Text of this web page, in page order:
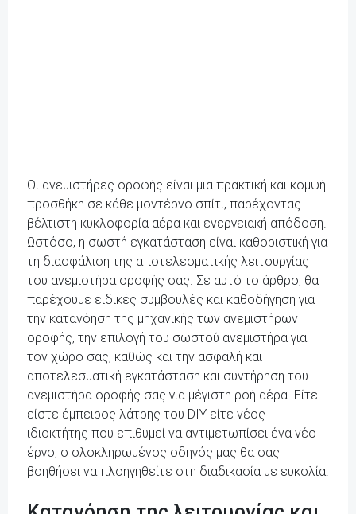
Οι ανεμιστήρες οροφής είναι μια πρακτική και κομψή
προσθήκη σε κάθε μοντέρνο σπίτι, παρέχοντας
βέλτιστη κυκλοφορία αέρα και ενεργειακή απόδοση.
Ωστόσο, η σωστή εγκατάσταση είναι καθοριστική για
τη διασφάλιση της αποτελεσματικής λειτουργίας
του ανεμιστήρα οροφής σας. Σε αυτό το άρθρο, θα
παρέχουμε ειδικές συμβουλές και καθοδήγηση για
την κατανόηση της μηχανικής των ανεμιστήρων
οροφής, την επιλογή του σωστού ανεμιστήρα για
τον χώρο σας, καθώς και την ασφαλή και
αποτελεσματική εγκατάσταση και συντήρηση του
ανεμιστήρα οροφής σας για μέγιστη ροή αέρα. Είτε
είστε έμπειρος λάτρης του DIY είτε νέος
ιδιοκτήτης που επιθυμεί να αντιμετωπίσει ένα νέο
έργο, ο ολοκληρωμένος οδηγός μας θα σας
βοηθήσει να πλοηγηθείτε στη διαδικασία με ευκολία.